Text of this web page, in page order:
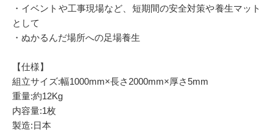
・イベントや工事現場など、短期間の安全対策や養生マット
として
・ぬかるんだ場所への足場養生
【仕様】
組立サイズ:幅1000mm×長さ2000mm×厚さ5mm
重量:約12Kg
内容量:1枚
製造:日本